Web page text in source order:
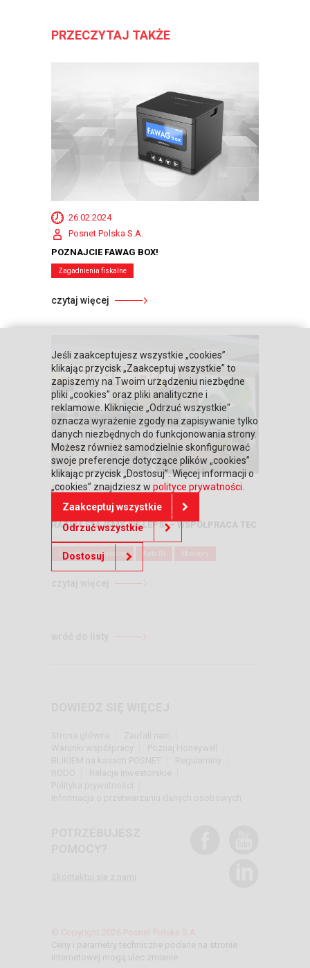
PRZECZYTAJ TAKŻE
26.02.2024
Posnet Polska S.A.
POZNAJCIE FAWAG BOX!
Zagadnienia fiskalne
czytaj więcej
21.10.2018
Rafał Stasiak
RAZEM STAJEMY SIĘ LEPSI – WSPÓŁPRACA TEC
Zagadnienia fiskalne
Ceny i parametry techniczne podane na stronie
internetowej mogą ulec zmianie
Jeśli zaakceptujesz wszystkie „cookies”
klikając przycisk „Zaakceptuj wszystkie” to
zapiszemy na Twoim urządzeniu niezbędne
pliki „cookies” oraz pliki analityczne i
reklamowe. Kliknięcie „Odrzuć wszystkie"
oznacza wyrażenie zgody na zapisywanie tylko
danych niezbędnych do funkcjonowania strony.
Możesz również samodzielnie skonfigurować
swoje preferencje dotyczące plików „cookies”
klikając przycisk „Dostosuj”. Więcej informacji o
„cookies” znajdziesz w polityce prywatności
Zaakceptuj wszystkie
Odrzuć wszystkie
Dostosuj